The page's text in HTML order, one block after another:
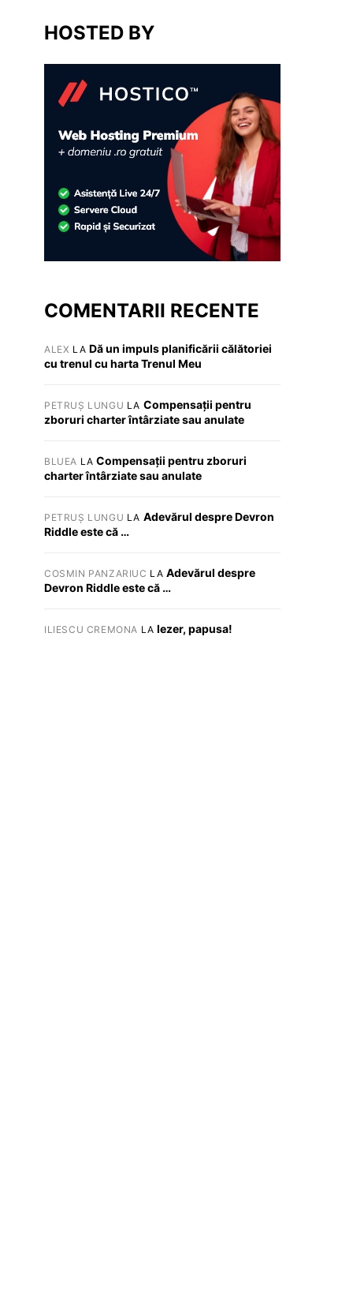
HOSTED BY
COMENTARII RECENTE
ALEX LA Dă un impuls planificării călătoriei
cu trenul cu harta Trenul Meu
PETRUȘ LUNGU LA Compensații pentru
zboruri charter întârziate sau anulate
BLUEA LACompensații pentru zboruri
charter întârziate sau anulate
PETRUȘ LUNGU LA Adevărul despre Devron
Riddle este că …
COSMIN PANZARIUC LA Adevărul despre
Devron Riddle este că …
ILIESCU CREMONA LA Iezer, papusa!